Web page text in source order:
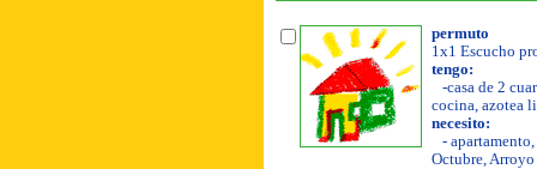
permuto
1x1 Escucho
tengo:
-casa de 2
cocina, azotea
necesito:
-
Octubre,